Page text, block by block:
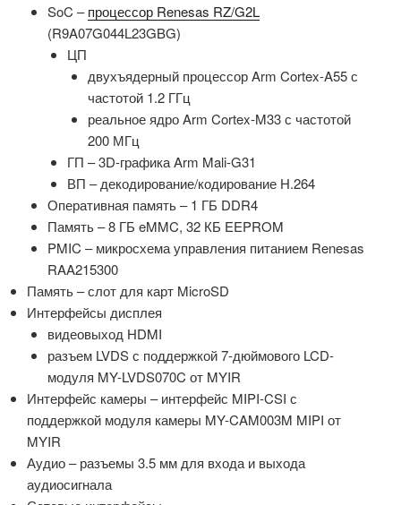
SoC –процессор Renesas RZ/G2L
(R9A07G044L23GBG)
ЦП
двухъядерный процессор Arm Cortex-A55 с
частотой 1.2 ГГц
реальное ядро Arm Cortex-M33 с частотой
200 МГц
ГП – 3D-графика Arm Mali-G31
ВП – декодирование/кодирование H.264
Оперативная память – 1 ГБ DDR4
Память – 8 ГБ eMMC, 32 КБ EEPROM
PMIC – микросхема управления питанием Renesas
RAA215300
Память – слот для карт MicroSD
Интерфейсы дисплея
видеовыход HDMI
разъем LVDS с поддержкой 7-дюймового LCD-
модуля MY-LVDS070C от MYIR
Интерфейс камеры – интерфейс MIPI-CSI с
поддержкой модуля камеры MY-CAM003M MIPI от
MYIR
Аудио – разъемы 3.5 мм для входа и выхода
аудиосигнала